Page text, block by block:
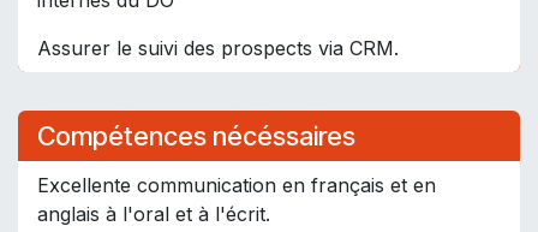
Assurer le suivi des prospects via CRM.
Compétences nécéssaires
Excellente communication en français et en
anglais à l'oral et à l'écrit.